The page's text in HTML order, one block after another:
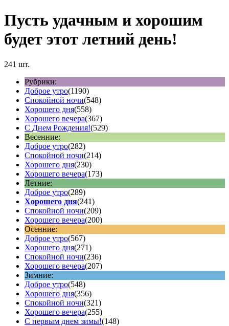
Пусть удачным и хорошим
будет этот летний день!
241 шт.
Рубрики:
Доброе утро(1190)
Спокойной ночи(548)
Хорошего дня(558)
Хорошего вечера(367)
С Днем Рождения!(529)
Весенние:
Доброе утро(282)
Спокойной ночи(214)
Хорошего дня(230)
Хорошего вечера(173)
Летние:
Доброе утро(289)
Хорошего дня(241)
Спокойной ночи(209)
Хорошего вечера(200)
Осенние:
Доброе утро(567)
Хорошего дня(271)
Спокойной ночи(236)
Хорошего вечера(207)
Зимние:
Доброе утро(548)
Хорошего дня(356)
Спокойной ночи(321)
Хорошего вечера(255)
С первым днем зимы!(148)